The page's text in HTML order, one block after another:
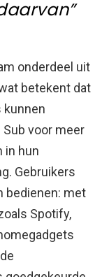
onderdeel uit
betekent dat
kunnen
voor meer
in hun
Gebruikers
bedienen: met
Spotify,